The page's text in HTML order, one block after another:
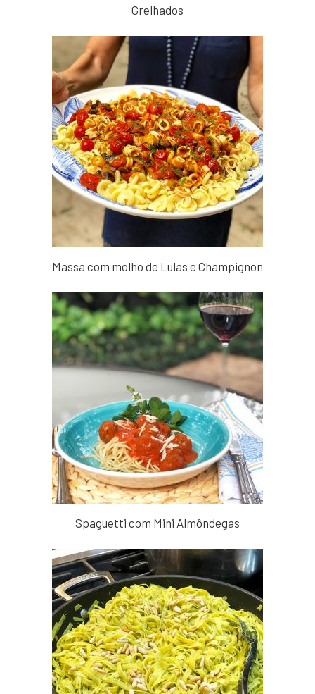
Grelhados
Massa com molho de Lulas e Champignon
Spaguetti com Mini Almôndegas